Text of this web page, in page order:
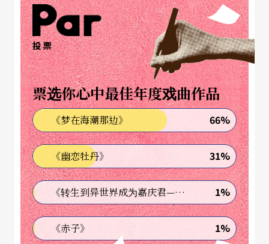
投票
票选你心中最佳年度戏曲作品
《梦在海潮那边》 66%
《幽恋牡丹》 31%
《转生到异世界成为嘉庆君—发现我的祖先是诈骗集团!?》 1%
《赤子》 1%